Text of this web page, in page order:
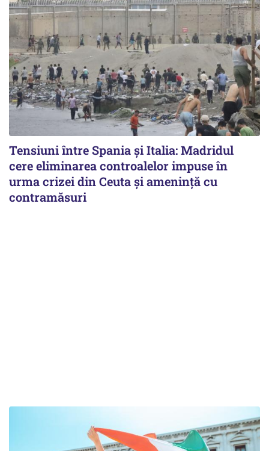
Tensiuni între Spania și Italia: Madridul
cere eliminarea controalelor impuse în
urma crizei din Ceuta și amenință cu
contramăsuri